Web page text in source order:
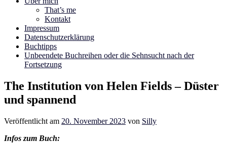
That’s me
Kontakt
Impressum
Datenschutzerklärung
Buchtipps
Unbeendete Buchreihen oder die Sehnsucht nach der
Fortsetzung
The Institution von Helen Fields – Düster
und spannend
Veröffentlicht am 20. November 2023 von Silly
Infos zum Buch: